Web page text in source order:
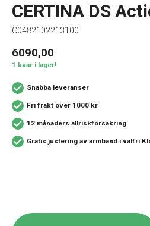
CERTINA DS
C0482102213100
6090,00
1 kvar i lager!
Snabba leveranser
Fri frakt över 1000 kr
12 månaders allriskförsäkring
Gratis justering av armband i valfri